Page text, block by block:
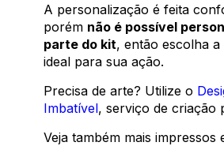
A personalização é feita
porém não é possível
parte do kit, então escolha a
ideal para sua ação.
Precisa de arte? Utilize o
Imbatível, serviço de criação
Veja também mais impressos